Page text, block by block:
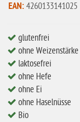
ohne Haselnüsse
vegan
ohne Erdnüsse
eiweißarm / PKU
ohne Mandeln
ohne Milch
EAN: 4260133141025
glutenfrei
ohne Weizenstärke
laktosefrei
ohne Hefe
ohne Ei
ohne Haselnüsse
Bio